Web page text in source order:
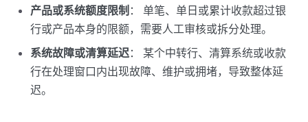
产品或系统额度限制 ： 单笔、单日或累计收款超过银
行或产品本身的限额，需要人工审核或拆分处理。
系统故障或清算延迟： 某个中转行、清算系统或收款
行在处理窗口内出现故障、维护或拥堵，导致整体延
迟。